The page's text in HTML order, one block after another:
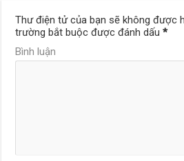
Thư điện tử của bạn sẽ không được
trường bắt buộc được đánh dấu*
Bình luận